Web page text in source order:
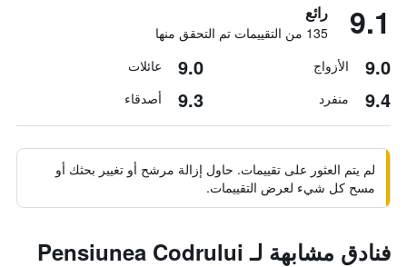
9.1 رائع
135 من التقييمات تم التحقق منها
9.0 الأزواج 9.0 عائلات
9.4 منفرد 9.3 أصدقاء
لم يتم العثور على تقييمات. حاول إزالة مرشح أو تغيير بحثك أو
مسح كل شيء لعرض التقييمات.
فنادق مشابهة لـ Pensiunea Codrului